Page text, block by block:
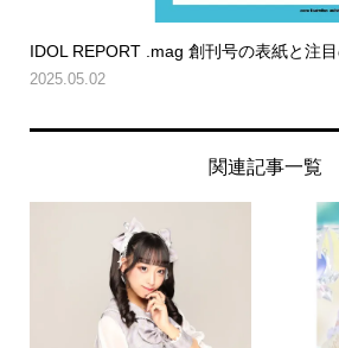
IDOL REPORT .mag 創刊号の表紙と注目
2025.05.02
関連記事一覧